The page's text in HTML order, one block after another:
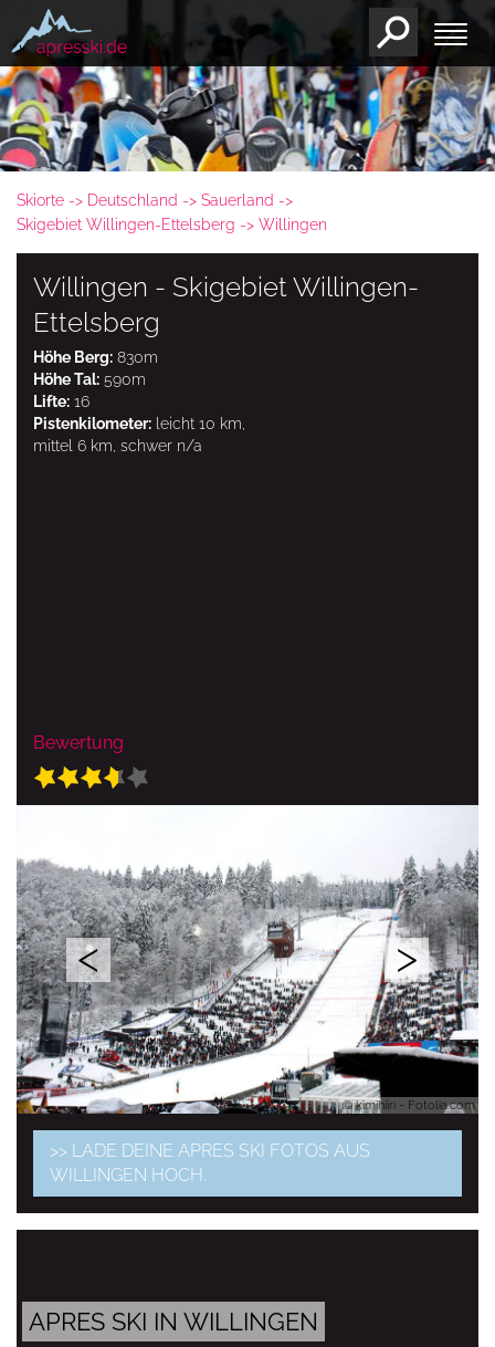
Skiorte Deutschland
Sauerland
Skigebiet Willingen-Ettelsberg
Willingen
Willingen - Skigebiet Willingen-
Ettelsberg
Höhe Berg: 830m
Höhe Tal: 590m
Lifte: 16
Pistenkilometer: leicht 10 km,
mittel 6 km, schwer n/a
Bewertung
© kimihiiri - Fotolia.com
< >
>> LADE DEINE APRES SKI FOTOS AUS
WILLINGEN HOCH.
APRES SKI IN WILLINGEN